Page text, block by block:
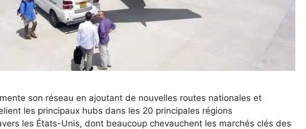
son réseau en ajoutant de nouvelles routes nationales et
les principaux hubs dans les 20 principales régions
les États-Unis, dont beaucoup chevauchent les marchés clés des